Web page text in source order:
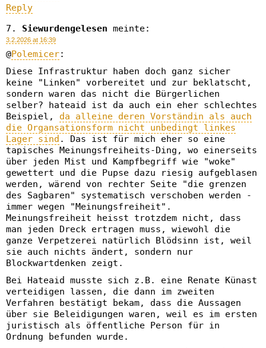
Reply
Siewurdengelesen meinte:
3.2.2026 at 16:39
@Polemicer:
Diese Infrastruktur haben doch ganz sicher
keine "Linken" vorbereitet und zur beklatscht,
sondern waren das nicht die Bürgerlichen
selber? hateaid ist da auch ein eher schlechtes
Beispiel, da alleine deren Vorständin als auch
die Organsationsform nicht unbedingt linkes
Lager sind . Das ist für mich eher so eine
tapisches Meinungsfreiheits-Ding, wo einerseits
über jeden Mist und Kampfbegriff wie "woke"
gewettert und die Pupse dazu riesig aufgeblasen
werden, wärend von rechter Seite "die grenzen
des Sagbaren" systematisch verschoben werden -
immer wegen "Meinungsfreiheit".
Meinungsfreiheit heisst trotzdem nicht, dass
man jeden Dreck ertragen muss, wiewohl die
ganze Verpetzerei natürlich Blödsinn ist, weil
sie auch nichts ändert, sondern nur
Blockwartdenken zeigt.
Bei Hateaid musste sich z.B. eine Renate Künast
verteidigen lassen, die dann im zweiten
Verfahren bestätigt bekam, dass die Aussagen
über sie Beleidigungen waren, weil es im ersten
juristisch als öffentliche Person für in
Ordnung befunden wurde.